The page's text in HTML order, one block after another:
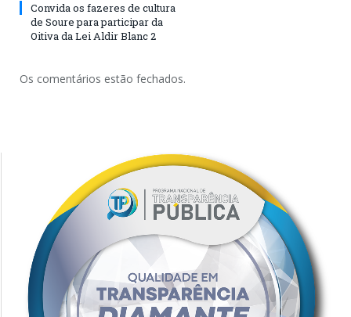
Convida os fazeres de cultura
de Soure para participar da
Oitiva da Lei Aldir Blanc 2
Os comentários estão fechados.